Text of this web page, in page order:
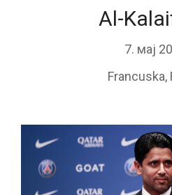
Al-
7. мај
Francuska,